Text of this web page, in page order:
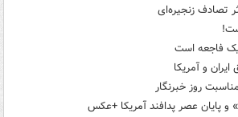
یک فاجعه است
و آمریکا
روز خبرنگار